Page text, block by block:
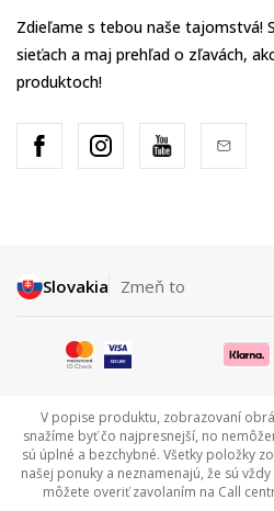
Zdieľame s tebou naše tajomstvá!
sieťach a maj prehľad o zľavách,
produktoch!
Slovakia Zmeň to
V popise produktu, zobrazovaní
snažíme byť čo najpresnejší, no
sú úplné a bezchybné. Všetky položky
našej ponuky a neznamenajú, že sú
môžete overiť zavolaním na Call